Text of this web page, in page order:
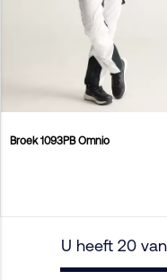
Broek 1093PB Omnio
U heeft 20